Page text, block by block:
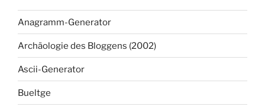
Anagramm-Generator
Archäologie des Bloggens (2002)
Ascii-Generator
Bueltge